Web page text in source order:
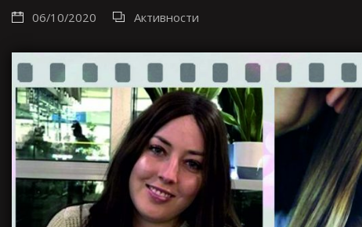
06/10/2020 Активности